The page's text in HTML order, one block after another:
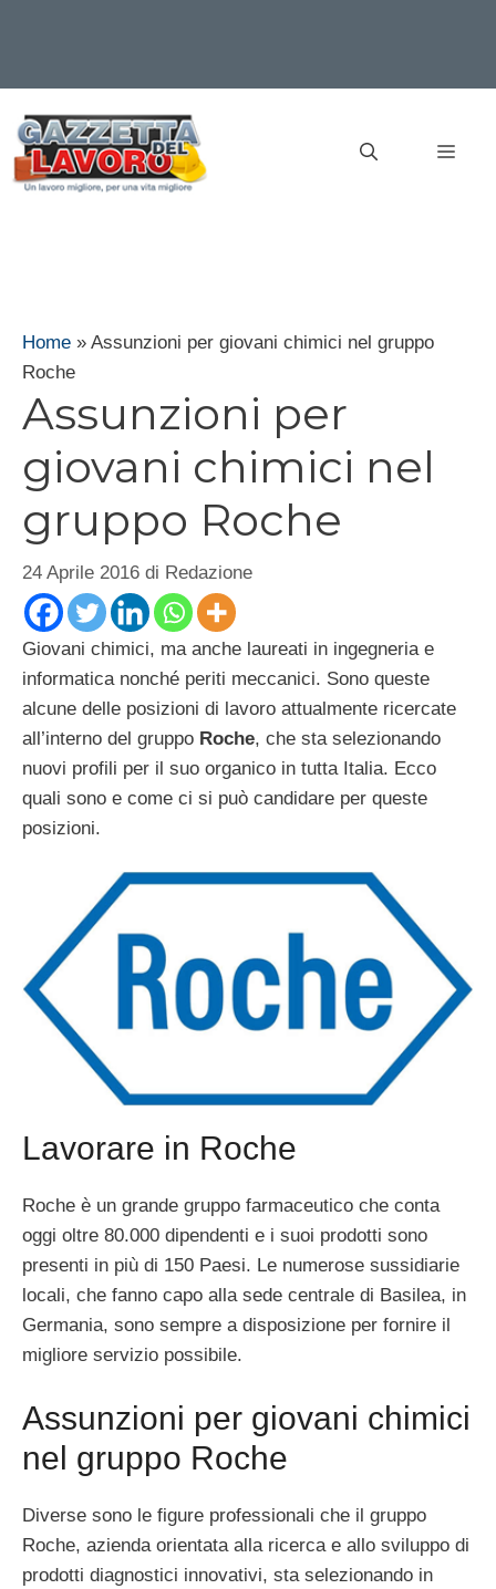
contenuto
Home » Assunzioni per giovani chimici nel gruppo
Roche
Assunzioni per
giovani chimici nel
gruppo Roche
24 Aprile 2016 di Redazione
Giovani chimici, ma anche laureati in ingegneria e
informatica nonché periti meccanici. Sono queste
alcune delle posizioni di lavoro attualmente ricercate
all’interno del gruppo Roche, che sta selezionando
nuovi profili per il suo organico in tutta Italia. Ecco
quali sono e come ci si può candidare per queste
posizioni.
Lavorare in Roche
Roche è un grande gruppo farmaceutico che conta
oggi oltre 80.000 dipendenti e i suoi prodotti sono
presenti in più di 150 Paesi. Le numerose sussidiarie
locali, che fanno capo alla sede centrale di Basilea, in
Germania, sono sempre a disposizione per fornire il
migliore servizio possibile.
Assunzioni per giovani chimici
nel gruppo Roche
Diverse sono le figure professionali che il gruppo
Roche, azienda orientata alla ricerca e allo sviluppo di
prodotti diagnostici innovativi, sta selezionando in